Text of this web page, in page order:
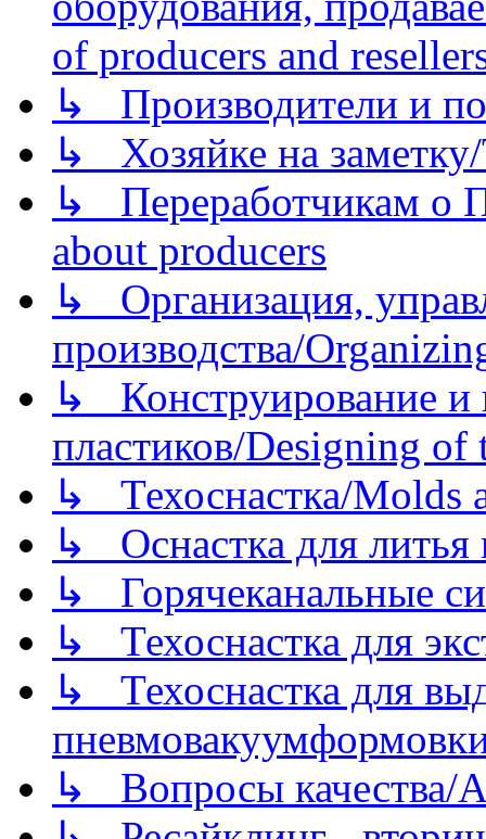
of producers and
↳ Производители и
↳ Хозяйке на
↳ Переработчикам о
about producers
↳ Организация,
производства/
↳ Конструирование и
пластиков/Designing of
↳ Техоснастка/Molds
↳ Оснастка для литья
↳ Горячеканальные
↳ Техоснастка для
↳ Техоснастка для
↳ Вопросы качества/